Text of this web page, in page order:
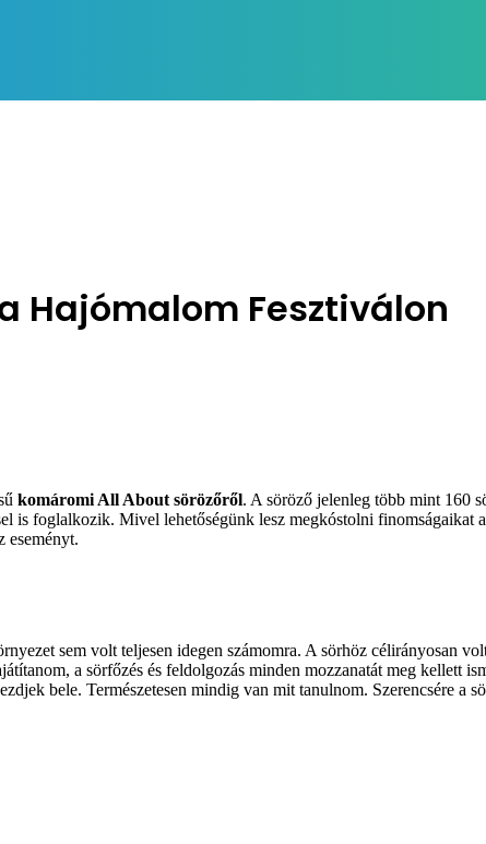
Hajómalom Fesztiválon
komáromi All About sörözőről. A söröző jelenleg több mint 160
is foglalkozik. Mivel lehetőségünk lesz megkóstolni finomságaikat
eseményt.
sem volt teljesen idegen számomra. A sörhöz célirányosan
a sörfőzés és feldolgozás minden mozzanatát meg kellett
bele. Természetesen mindig van mit tanulnom. Szerencsére a